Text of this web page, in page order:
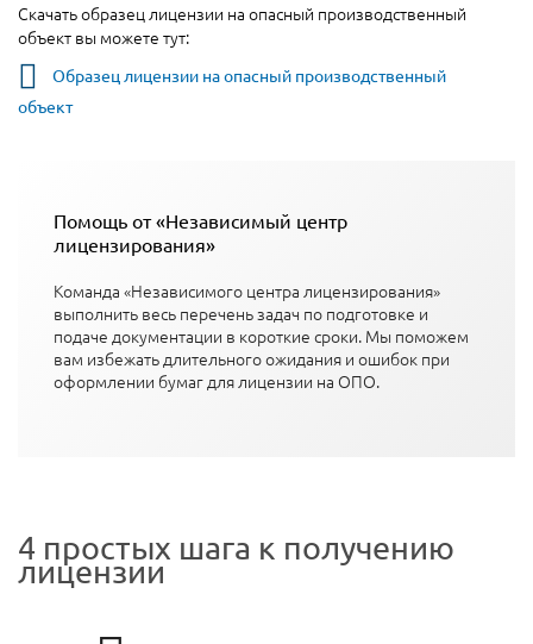
Скачать образец лицензии на опасный производственный
объект вы можете тут:
Образец лицензии на опасный производственный
объект
Помощь от «Независимый центр
лицензирования»
Команда «Независимого центра лицензирования»
выполнить весь перечень задач по подготовке и
подаче документации в короткие сроки. Мы поможем
вам избежать длительного ожидания и ошибок при
оформлении бумаг для лицензии на ОПО.
4 простых шага к получению
лицензии